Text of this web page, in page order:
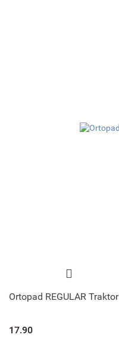
Ortopad REGULAR Traktor
17.90